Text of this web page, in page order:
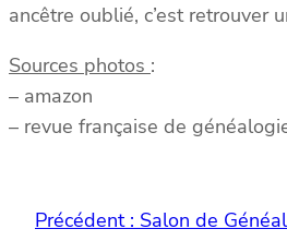
ancêtre oublié, c’est retrouver
Sources photos :
– amazon
– revue française de
Précédent : Salon de